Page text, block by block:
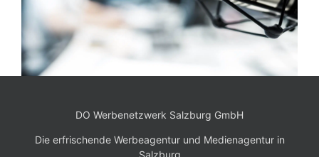
DO Werbenetzwerk Salzburg GmbH
Die erfrischende Werbeagentur und Medienagentur in